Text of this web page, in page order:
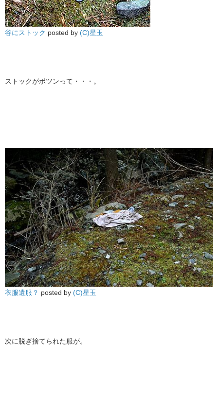
谷にストック posted by (C)星玉
ストックがポツンって・・・。
衣服遺服？ posted by (C)星玉
次に脱ぎ捨てられた服が。